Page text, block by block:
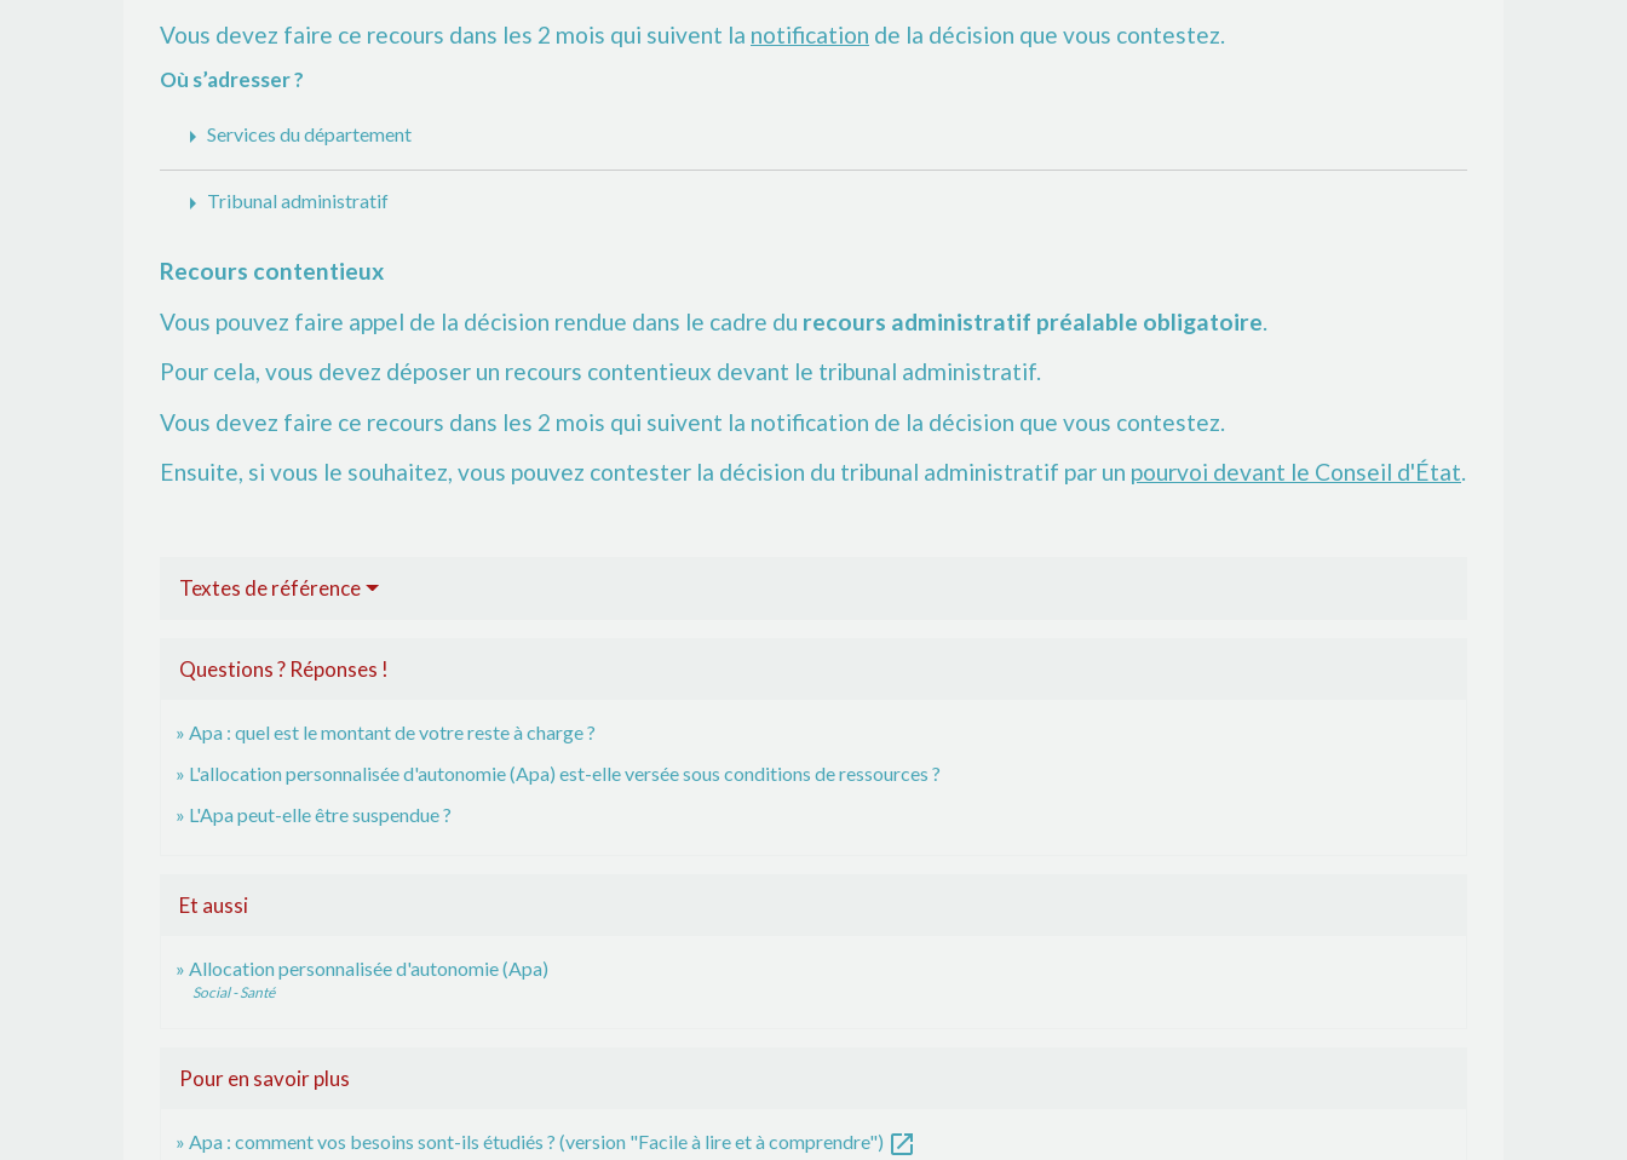
Vous devez faire ce recours dans les 2 mois qui suivent la notification de la décision que vous contestez.
Où s’adresser ?
arrow_right Services du département
arrow_right Tribunal administratif
Recours contentieux
Vous pouvez faire appel de la décision rendue dans le cadre du recours administratif préalable obligatoire.
Pour cela, vous devez déposer un recours contentieux devant le tribunal administratif.
Vous devez faire ce recours dans les 2 mois qui suivent la notification de la décision que vous contestez.
Ensuite, si vous le souhaitez, vous pouvez contester la décision du tribunal administratif par un pourvoi devant le Conseil d'État.
Textes de référence
Questions ? Réponses !
Apa : quel est le montant de votre reste à charge ?
L'allocation personnalisée d'autonomie (Apa) est-elle versée sous conditions de ressources ?
L'Apa peut-elle être suspendue ?
Et aussi
Allocation personnalisée d'autonomie (Apa)
Social - Santé
Pour en savoir plus
Apa : comment vos besoins sont-ils étudiés ? (version "Facile à lire et à comprendre") open_in_new